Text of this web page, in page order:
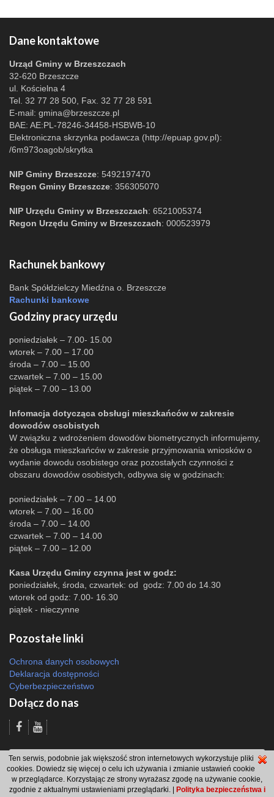
Dane kontaktowe
Urząd Gminy w Brzeszczach
32-620 Brzeszcze
ul. Kościelna 4
Tel. 32 77 28 500, Fax. 32 77 28 591
E-mail: gmina@brzeszcze.pl
BAE: AE:PL-78246-34458-HSBWB-10
Elektroniczna skrzynka podawcza (http://epuap.gov.pl):
/6m973oagob/skrytka
NIP Gminy Brzeszcze: 5492197470
Regon Gminy Brzeszcze: 356305070
NIP Urzędu Gminy w Brzeszczach: 6521005374
Regon Urzędu Gminy w Brzeszczach: 000523979
Rachunek bankowy
Bank Spółdzielczy Miedźna o. Brzeszcze
Rachunki bankowe
Godziny pracy urzędu
poniedziałek – 7.00- 15.00
wtorek – 7.00 – 17.00
środa – 7.00 – 15.00
czwartek – 7.00 – 15.00
piątek – 7.00 – 13.00
Infomacja dotycząca obsługi mieszkańców w zakresie
dowodów osobistych
W związku z wdrożeniem dowodów biometrycznych informujemy,
że obsługa mieszkańców w zakresie przyjmowania wniosków o
wydanie dowodu osobistego oraz pozostałych czynności z
obszaru dowodów osobistych, odbywa się w godzinach:
poniedziałek – 7.00 – 14.00
wtorek – 7.00 – 16.00
środa – 7.00 – 14.00
czwartek – 7.00 – 14.00
piątek – 7.00 – 12.00
Kasa Urzędu Gminy czynna jest w godz:
poniedziałek, środa, czwartek: od godz: 7.00 do 14.30
wtorek od godz: 7.00- 16.30
piątek - nieczynne
Pozostałe linki
Ochrona danych osobowych
Deklaracja dostępności
Cyberbezpieczeństwo
Dołącz do nas
Odsłon: 6648 | |Polityka bezpieczeństwa i polityka cookies|Redakcja|2007
- 2026 © Gmina Brzeszcze
projekt: Wdesk
Ten serwis, podobnie jak większość stron internetowych wykorzystuje pliki
cookies. Dowiedz się więcej o celu ich używania i zmianie ustawień cookie
w przeglądarce. Korzystając ze strony wyrażasz zgodę na używanie cookie,
zgodnie z aktualnymi ustawieniami przeglądarki. |
Polityka bezpieczeństwa i